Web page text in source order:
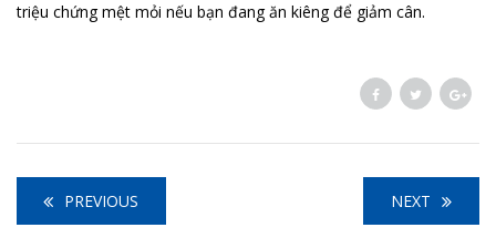
triệu chứng mệt mỏi nếu bạn đang ăn kiêng để giảm cân.
PREVIOUS NEXT